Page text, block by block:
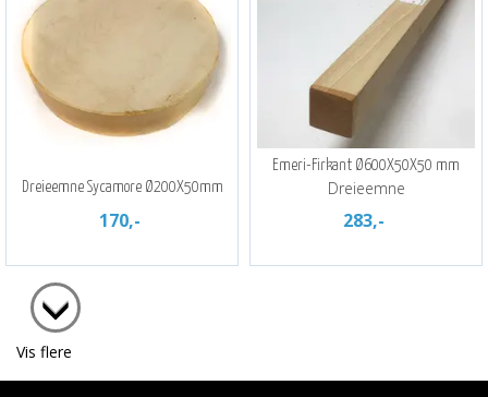
Dreieemne Sycamore Ø200X50mm
170,-
Emeri-Firkant Ø600X50X50 mm
Dreieemne
283,-
Vis flere